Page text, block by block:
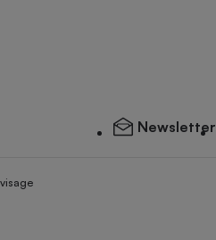
Newsletter